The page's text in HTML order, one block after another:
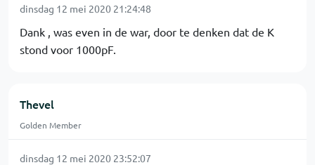
dinsdag 12 mei 2020 21:24:48
Dank , was even in de war, door te denken dat de K
stond voor 1000pF.
Thevel
Golden Member
dinsdag 12 mei 2020 23:52:07